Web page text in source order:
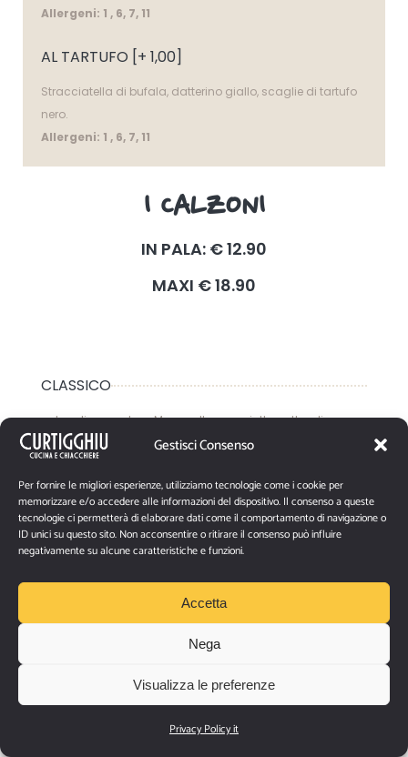
Gestisci Consenso
Per fornire le migliori esperienze, utilizziamo tecnologie come i cookie per
memorizzare e/o accedere alle informazioni del dispositivo. Il consenso a queste
tecnologie ci permetterà di elaborare dati come il comportamento di navigazione o
ID unici su questo sito. Non acconsentire o ritirare il consenso può influire
negativamente su alcune caratteristiche e funzioni.
Accetta
Nega
Visualizza le preferenze
Privacy Policy it
Allergeni: 1 , 6, 7, 11
AL TARTUFO [+ 1,00]
Stracciatella di bufala, datterino giallo, scaglie di tartufo
nero.
Allergeni: 1 , 6, 7, 11
I CALZONI
IN PALA: € 12.90
MAXI € 18.90
CLASSICO
salsa di pomodoro, Mozzarella, prosciutto cotto, olive.
Allergeni: 1, 6, 7, 9, 11
MAIALINO NOSTRANO
Bocconcini di mozzarella, provola affumicata, ragù di
maiale.
Bocconcini di mozzarella, zucca a tocchetti, verdure
Allergeni: 1, 6, 7, 8, 11
PATATE E SALSICCIA